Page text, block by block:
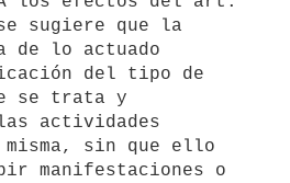
sugiere que la
de lo actuado
del tipo de
se trata y
actividades
sin que ello
manifestaciones o